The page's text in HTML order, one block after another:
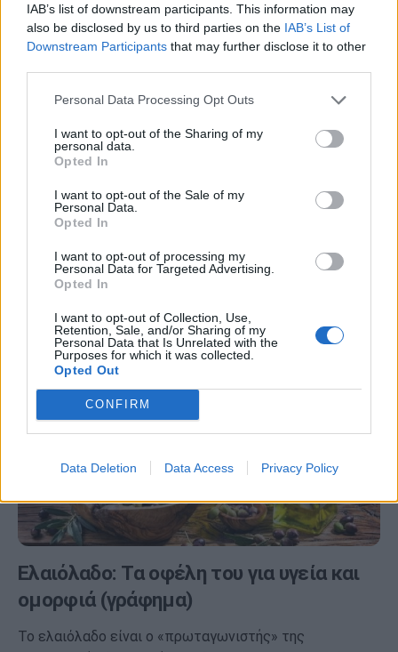
IAB’s list of downstream participants. This information may
also be disclosed by us to third parties on the IAB’s List of
Downstream Participants that may further disclose it to other
Personal Data Processing Opt Outs
I want to opt-out of the Sharing of my
personal data.
Opted In
I want to opt-out of the Sale of my
Personal Data.
Opted In
I want to opt-out of processing my
Personal Data for Targeted Advertising.
Opted In
I want to opt-out of Collection, Use,
Retention, Sale, and/or Sharing of my
Personal Data that Is Unrelated with the
Purposes for which it was collected.
Opted Out
CONFIRM
Data Deletion Data Access Privacy Policy
άλλα λάδια;
μονοακόρεστα λιπαρά οξέα (σε ποσοστό μέχρι και
83%) και αντιοξειδωτικές ουσίες.
Ελαιόλαδο: Τα οφέλη του για υγεία και
ομορφιά (γράφημα)
Το ελαιόλαδο είναι ο «πρωταγωνιστής» της